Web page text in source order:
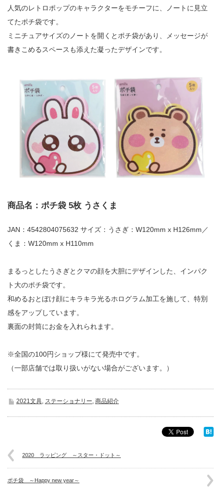
人気のレトロポップのキャラクターをモチーフに、ノートに見立
てたポチ袋です。
ミニチュアサイズのノートを開くとポチ袋があり、メッセージが
書きこめるスペースも添えた凝ったデザインです。
商品名：ポチ袋 5枚 うさくま
JAN：4542804075632 サイズ：うさぎ：W120mm x H126mm／
くま：W120mm x H110mm
まるっとしたうさぎとクマの顔を大胆にデザインした、インパク
ト大のポチ袋です。
和めるおとぼけ顔にキラキラ光るホログラム加工を施して、特別
感をアップしています。
裏面の封筒にお金を入れられます。
※全国の100円ショップ様にて発売中です。
（一部店舗では取り扱いがない場合がございます。）
2021文具, ステーショナリー, 商品紹介
2020 ラッピング ～スター・ドット～
ポチ袋 ～Happy new year～